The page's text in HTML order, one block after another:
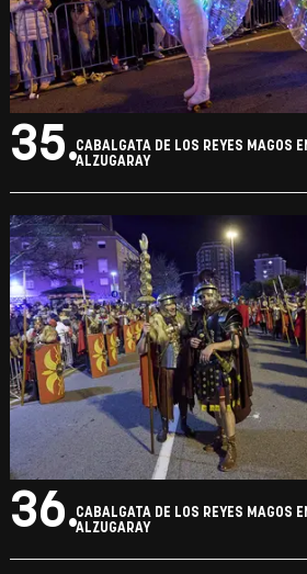
34.CABALGATA DE LOS REYES MAGOS
ALZUGARAY
35. CABALGATA DE LOS REYES MAGOS
ALZUGARAY